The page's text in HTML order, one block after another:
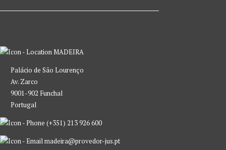
MADEIRA
Palácio de São Lourenço
Av. Zarco
9001-902 Funchal
Portugal
(+351) 213 926 600
madeira@provedor-jus.pt